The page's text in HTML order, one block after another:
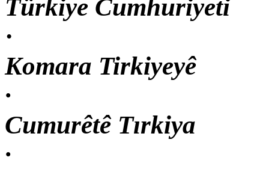
Türkiye Cumhuriyeti
·
Komara Tirkiyeyê
·
Cumurêtê Tırkiya
·